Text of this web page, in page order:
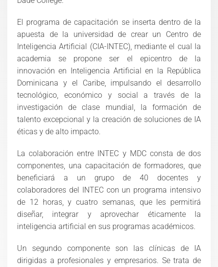
El programa de capacitación se inserta dentro de la
apuesta de la universidad de crear un Centro de
Inteligencia Artificial (CIA-INTEC), mediante el cual la
academia se propone ser el epicentro de la
innovación en Inteligencia Artificial en la República
Dominicana y el Caribe, impulsando el desarrollo
tecnológico, económico y social a través de la
investigación de clase mundial, la formación de
talento excepcional y la creación de soluciones de IA
éticas y de alto impacto.
La colaboración entre INTEC y MDC consta de dos
componentes, una capacitación de formadores, que
beneficiará a un grupo de 40 docentes y
colaboradores del INTEC con un programa intensivo
de 12 horas, y cuatro semanas, que les permitirá
diseñar, integrar y aprovechar éticamente la
inteligencia artificial en sus programas académicos.
Un segundo componente son las clínicas de IA
dirigidas a profesionales y empresarios. Se trata de